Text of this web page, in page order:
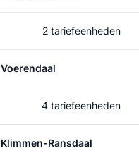
2 tariefeenheden
Voerendaal
4 tariefeenheden
Klimmen-Ransdaal